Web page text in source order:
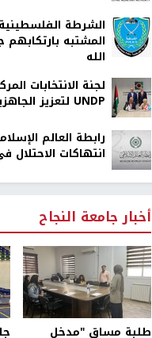
الشرطة
المشتبه
الله
لجنة الانتخابات
UNDP لتعزيز الجاهزية لانتخابات 2026
رابطة العالم
انتهاكات الاحتلال
أخبار جامعة النجاح
طلبة مساق "مدخل